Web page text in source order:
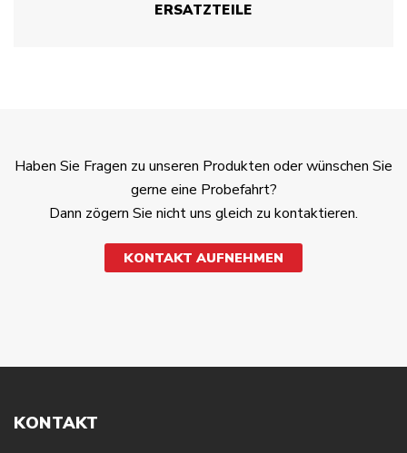
ERSATZTEILE
Haben Sie Fragen zu unseren Produkten oder wünschen Sie
gerne eine Probefahrt?
Dann zögern Sie nicht uns gleich zu kontaktieren.
KONTAKT AUFNEHMEN
KONTAKT